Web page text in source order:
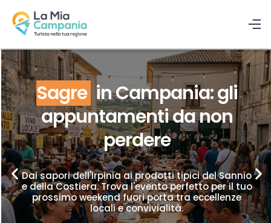
Sagre in Campania: gli
appuntamenti da non
perdere
Dai sapori dell'Irpinia ai prodotti tipici del Sannio
e della Costiera. Trova l'evento perfetto per il tuo
prossimo weekend fuori porta tra eccellenze
locali e convivialità.